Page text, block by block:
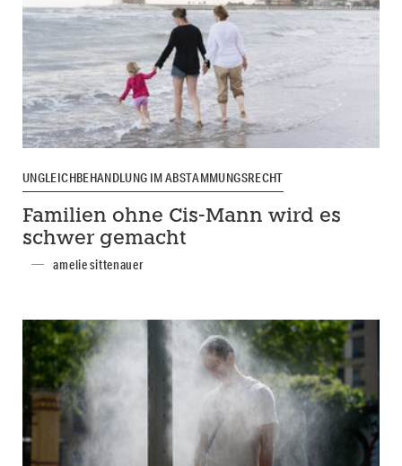
UNGLEICHBEHANDLUNG IM ABSTAMMUNGSRECHT
Familien ohne Cis-Mann wird es
schwer gemacht
amelie sittenauer